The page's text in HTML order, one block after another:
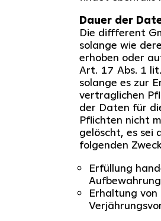
Dauer der
Die diffferent
solange wie
erhoben oder
Art. 17 Abs. 1
solange es zur
vertraglichen
der Daten für
Pflichten nicht
gelöscht, es sei
folgenden
Erfüllung
Erhaltung